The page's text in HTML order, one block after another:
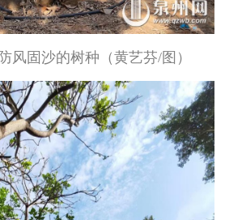
风固沙的树种（黄艺芬/图）